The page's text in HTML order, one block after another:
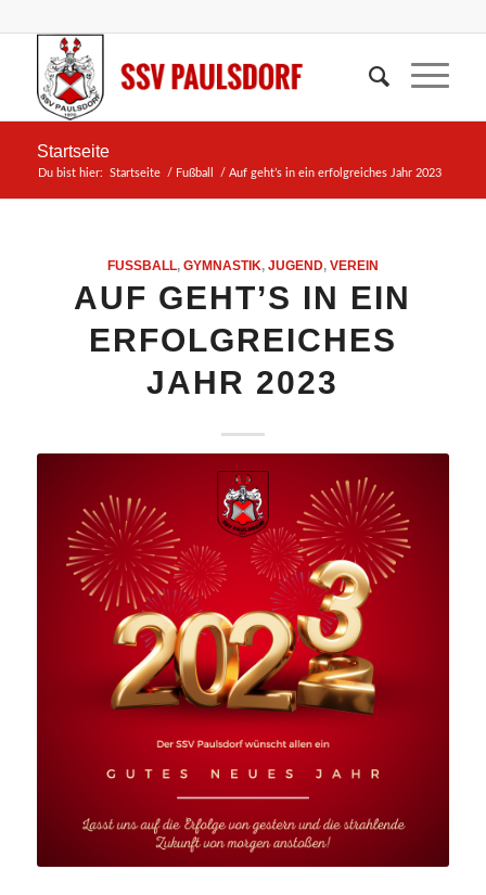
Startseite
Du bist hier: Startseite / Fußball / Auf geht’s in ein erfolgreiches Jahr 2023
FUSSBALL , GYMNASTIK, JUGEND, VEREIN
AUF GEHT’S IN EIN
ERFOLGREICHES
JAHR 2023